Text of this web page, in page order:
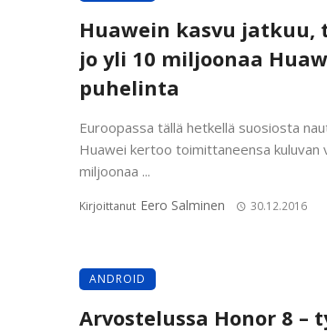
Huawein kasvu
jo yli 10 miljoonaa
puhelinta
Euroopassa tällä hetkellä suosiosta
Huawei kertoo toimittaneensa kuluvan
miljoonaa ...
Kirjoittanut Eero Salminen 30.12.2016
ANDROID
Arvostelussa Honor 8 –